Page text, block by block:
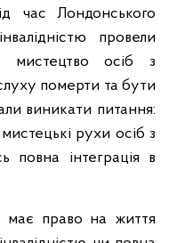
час Лондонського
провели
осіб з
померти та бути
виникати питання:
рухи осіб з
повна інтеграція в
має право на життя